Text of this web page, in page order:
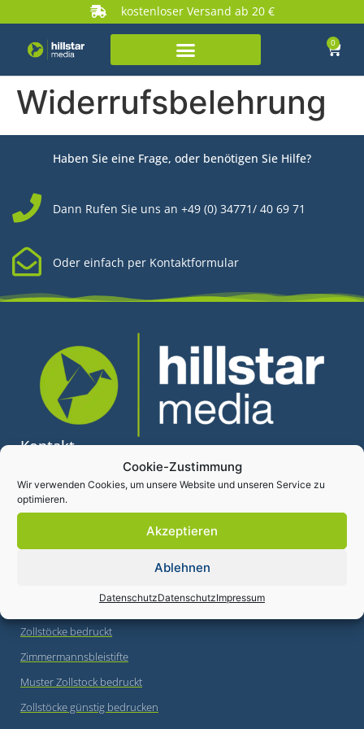
Cookie-Zustimmung
Wir verwenden Cookies, um unsere Website und unseren Service zu
optimieren.
Akzeptieren
Ablehnen
DatenschutzDatenschutzImpressum
kostenloser Versand ab 20 €
0
Widerrufsbelehrung
Haben Sie eine Frage, oder benötigen Sie Hilfe?
Dann Rufen Sie uns an +49 (0) 34771/ 40 69 71
Oder einfach per Kontaktformular
Kontakt
Merseburger Straße 77c
06268 Querfurt
Zollstöcke bedruckt
Zimmermannsbleistifte
Muster Zollstock bedruckt
Zollstöcke günstig bedrucken